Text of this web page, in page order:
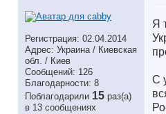
Регистрация: 02.04.2014
Адрес: Украина / Киевская
обл. / Киев
Сообщений: 126
Благодарности: 8
Поблагодарили 15 раз(а)
в 13 сообщениях
Я
С